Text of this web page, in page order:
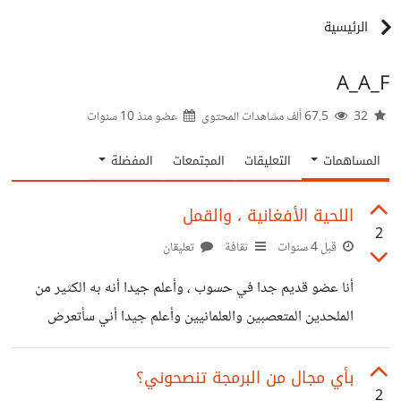
الرئيسية
A_A_F
عضو منذ10 سنوات
المساهمات التعليقات المجتمعات المفضلة
2
اللحية الأفغانية ، والقمل
قبل 4 سنوات ثقافة تعليقان
أنا عضو قديم جدا في حسوب ، وأعلم جيدا أنه به الكثير من
الملحدين المتعصبين والعلمانيين وأعلم جيدا أني سأتعرض
للتسليب ، أو حذف حسابي لكن على العموم لن أكون جبانا وأنشر
كمجهول على كل حال هذا مقال رائع للكاتب التركي حمزة تكين
بأي مجال من البرمجة تنصحوني؟